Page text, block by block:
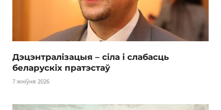
Дэцэнтралізацыя – сіла і слабасць
беларускіх пратэстаў
7 жніўня 2026